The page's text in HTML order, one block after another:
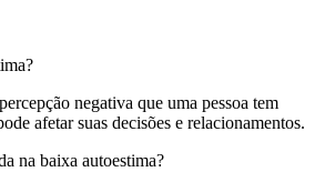
negativa que uma pessoa tem
afetar suas decisões e relacionamentos.
na baixa autoestima?